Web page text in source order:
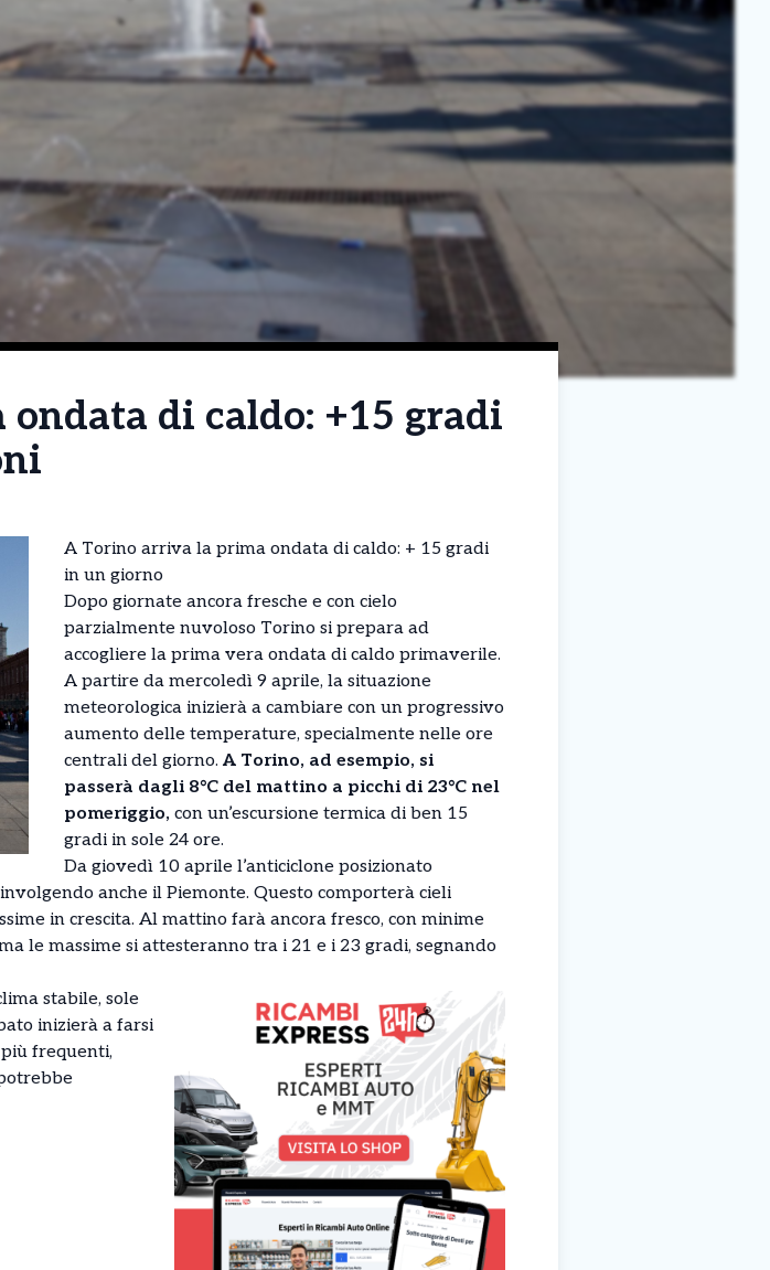
di caldo: +15 gradi
A Torino arriva la prima ondata di caldo: + 15 gradi
in un giorno
Dopo giornate ancora fresche e con cielo
parzialmente nuvoloso Torino si prepara ad
accogliere la prima vera ondata di caldo primaverile.
A partire da mercoledì 9 aprile, la situazione
meteorologica inizierà a cambiare con un progressivo
aumento delle temperature, specialmente nelle ore
centrali del giorno. A Torino, ad esempio, si
passerà dagli 8°C del mattino a picchi di 23°C nel
pomeriggio, con un’escursione termica di ben 15
gradi in sole 24 ore.
Da giovedì 10 aprile l’anticiclone posizionato
anche il Piemonte. Questo comporterà cieli
in crescita. Al mattino farà ancora fresco, con minime
le massime si attesteranno tra i 21 e i 23 gradi, segnando
stabile, sole
inizierà a farsi
frequenti,